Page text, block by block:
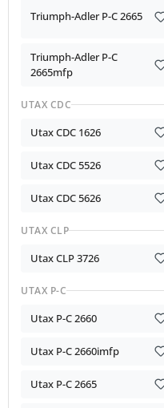
Triumph-Adler P-C 2665
Triumph-Adler P-C
2665mfp
UTAX CDC
Utax CDC 1626
Utax CDC 5526
Utax CDC 5626
UTAX CLP
Utax CLP 3726
UTAX P-C
Utax P-C 2660
Utax P-C 2660imfp
Utax P-C 2665